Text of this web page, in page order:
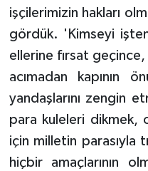
işçilerimizin hakları
gördük. 'Kimseyi
ellerine fırsat
acımadan kapının
yandaşlarını zengin
para kuleleri dikmek,
için milletin parasıyla
hiçbir amaçlarının